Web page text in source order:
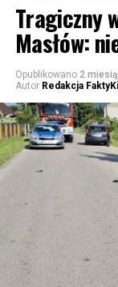
Tragiczny
Masłów:
Opublikowano 2
Autor Redakcja